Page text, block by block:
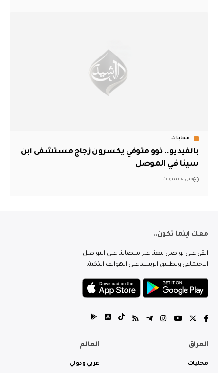
محليات
بالفيديو.. ذوو متوفي يكسرون زجاج مستشفى ابن
سينا في الموصل
قبل 4 سنوات
معك اينما تكون..
ابقى على تواصل معنا عبر منصاتنا على التواصل
الاجتماعي وتطبيق الرشيد على الهواتف الذكية.
العراق
محليات
العالم
عربي ودولي